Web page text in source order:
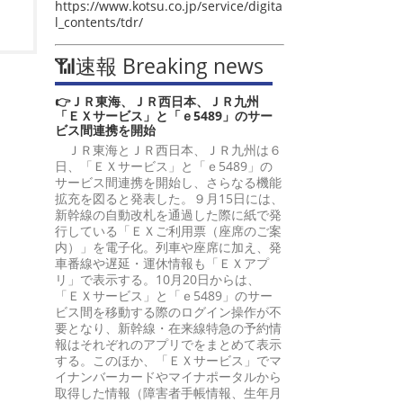
https://www.kotsu.co.jp/service/digita
l_contents/tdr/
📶速報 Breaking news
👉ＪＲ東海、ＪＲ西日本、ＪＲ九州
「ＥＸサービス」と「ｅ5489」のサー
ビス間連携を開始
ＪＲ東海とＪＲ西日本、ＪＲ九州は６
日、「ＥＸサービス」と「ｅ5489」の
サービス間連携を開始し、さらなる機能
拡充を図ると発表した。９月15日には、
新幹線の自動改札を通過した際に紙で発
行している「ＥＸご利用票（座席のご案
内）」を電子化。列車や座席に加え、発
車番線や遅延・運休情報も「ＥＸアプ
リ」で表示する。10月20日からは、
「ＥＸサービス」と「ｅ5489」のサー
ビス間を移動する際のログイン操作が不
要となり、新幹線・在来線特急の予約情
報はそれぞれのアプリでをまとめて表示
する。このほか、「ＥＸサービス」でマ
イナンバーカードやマイナポータルから
取得した情報（障害者手帳情報、生年月